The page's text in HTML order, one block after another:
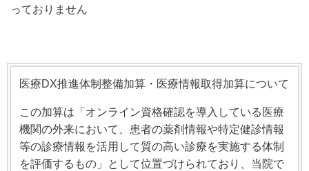
っておりません
医療DX推進体制整備加算・医療情報取得加算について
この加算は「オンライン資格確認を導入している医療
機関の外来において、患者の薬剤情報や特定健診情報
等の診療情報を活用して質の高い診療を実施する体制
を評価するもの」として位置づけられており、当院で